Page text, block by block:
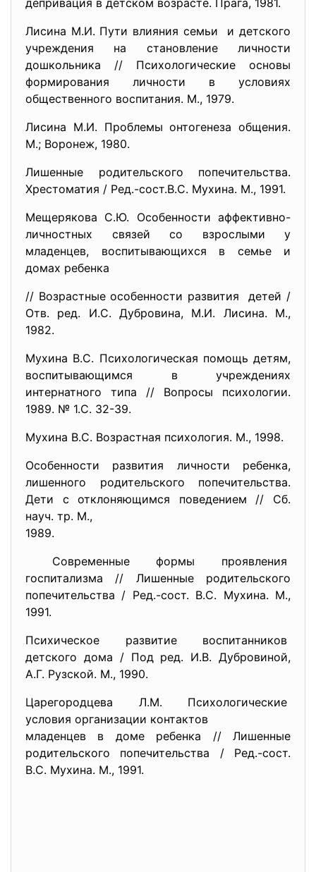
депривация в детском возрасте. Прага, 1981.
Лисина М.И. Пути влияния семьи и детского
учреждения на становление личности
дошкольника // Психологические основы
формирования личности в условиях
общественного воспитания. М., 1979.
Лисина М.И. Проблемы онтогенеза общения.
М.; Воронеж, 1980.
Лишенные родительского попечительства.
Хрестоматия / Ред.-сост.В.С. Мухина. М., 1991.
Мещерякова С.Ю. Особенности аффективно-
личностных связей со взрослыми у
младенцев, воспитывающихся в семье и
домах ребенка
// Возрастные особенности развития детей /
Отв. ред. И.С. Дубровина, М.И. Лисина. М.,
1982.
Мухина В.С. Психологическая помощь детям,
воспитывающимся в учреждениях
интернатного типа // Вопросы психологии.
1989. № 1.С. 32-39.
Мухина В.С. Возрастная психология. М., 1998.
Особенности развития личности ребенка,
лишенного родительского попечительства.
Дети с отклоняющимся поведением // Сб.
науч. тр. М.,
1989.
Современные формы проявления
госпитализма // Лишенные родительского
попечительства / Ред.-сост. В.С. Мухина. М.,
1991.
Психическое развитие воспитанников
детского дома / Под ред. И.В. Дубровиной,
А.Г. Рузской. М., 1990.
Царегородцева Л.М. Психологические
условия организации контактов
младенцев в доме ребенка // Лишенные
родительского попечительства / Ред.-сост.
В.С. Мухина. М., 1991.